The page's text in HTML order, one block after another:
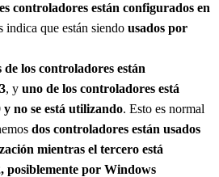
controladores están configurados en
que están siendo usados por
de los controladores están
, y uno de los controladores está
no se está utilizando. Esto es normal
dos controladores están usados
mientras el tercero está
posiblemente por Windows